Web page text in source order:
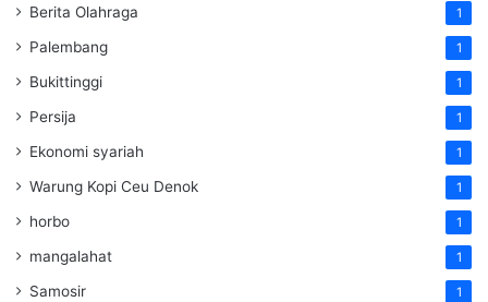
Berita Olahraga 1
Palembang 1
Bukittinggi 1
Persija 1
Ekonomi syariah 1
Warung Kopi Ceu Denok 1
horbo 1
mangalahat 1
Samosir 1